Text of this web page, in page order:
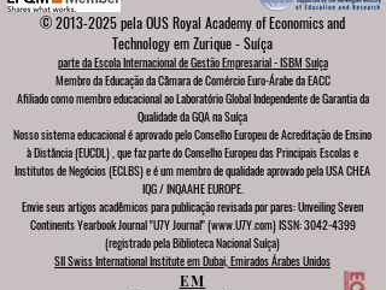
©2013-2025pela OUS Royal Academy of Economics and
Technology em Zurique - Suíça
parte da Escola Internacional de Gestão Empresarial - ISBM Suíça
Membro da Educação da Câmara de Comércio Euro-Árabe da EACC
Afiliado como membro educacional ao Laboratório Global Independente de Garantia da
Qualidade da GQAna Suíça
Nosso sistema educacional é aprovado peloConselho Europeu deAcreditação de Ensino
à Distância (EUCDL), que faz parte doConselho Europeu das Principais Escolas e
Institutos de Negócios (ECLBS)e é um membro de qualidade aprovado pela USA CHEA
IQG / INQAAHE EUROPE.
Envie seus artigos acadêmicos para publicação revisada por pares: Unveiling Seven
Continents Yearbook Journal "U7Y Journal" (www.U7Y.com) ISSN: 3042-4399
(registrado pela Biblioteca Nacional Suíça)
SII Swiss International Institute em Dubai, Emirados Árabes Unidos
EM